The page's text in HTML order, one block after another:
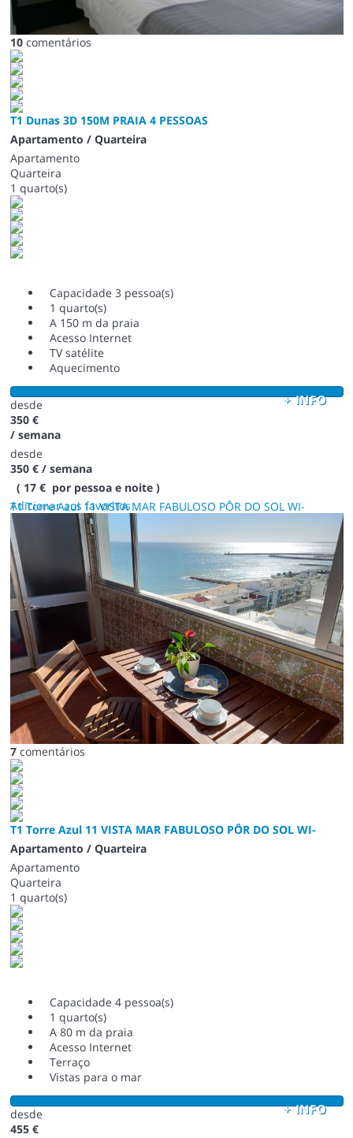
10comentários
T1 Dunas 3D 150M PRAIA 4 PESSOAS
Apartamento / Quarteira
Apartamento
Quarteira
1 quarto(s)
Capacidade 3 pessoa(s)
1 quarto(s)
A 150 m da praia
Acesso Internet
TV satélite
Aquecimento
+ INFO
desde
350 €
/ semana
desde
350 €/ semana
( 17 € por pessoa e noite )
T1 Torre Azul 11 VISTA MAR FABULOSO PÔR DO SOL WI-
Adicionar aos favoritos
7comentários
T1 Torre Azul 11 VISTA MAR FABULOSO PÔR DO SOL WI-
Apartamento / Quarteira
Apartamento
Quarteira
1 quarto(s)
Capacidade 4 pessoa(s)
1 quarto(s)
A 80 m da praia
Acesso Internet
Terraço
Vistas para o mar
+ INFO
desde
455 €